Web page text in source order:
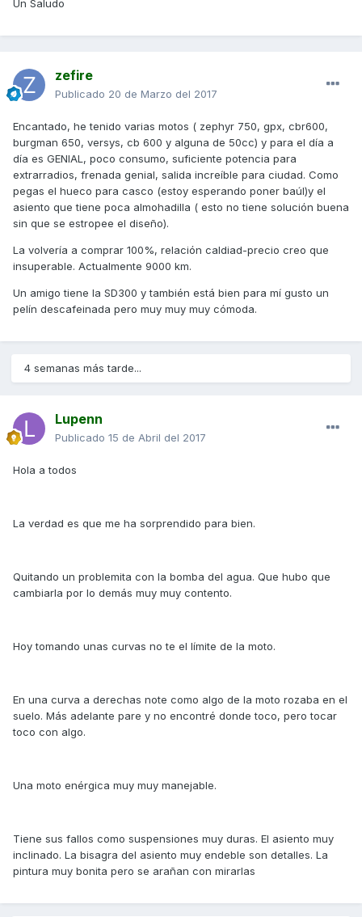
Un Saludo
zefire
Publicado 20 de Marzo del 2017
Encantado, he tenido varias motos ( zephyr 750, gpx, cbr600,
burgman 650, versys, cb 600 y alguna de 50cc) y para el día a
día es GENIAL, poco consumo, suficiente potencia para
extrarradios, frenada genial, salida increíble para ciudad. Como
pegas el hueco para casco (estoy esperando poner baúl)y el
asiento que tiene poca almohadilla ( esto no tiene solución buena
sin que se estropee el diseño).
La volvería a comprar 100%, relación caldiad-precio creo que
insuperable. Actualmente 9000 km.
Un amigo tiene la SD300 y también está bien para mí gusto un
pelín descafeinada pero muy muy muy cómoda.
4 semanas más tarde...
Lupenn
Publicado 15 de Abril del 2017
Hola a todos
La verdad es que me ha sorprendido para bien.
Quitando un problemita con la bomba del agua. Que hubo que
cambiarla por lo demás muy muy contento.
Hoy tomando unas curvas no te el límite de la moto.
En una curva a derechas note como algo de la moto rozaba en el
suelo. Más adelante pare y no encontré donde toco, pero tocar
toco con algo.
Una moto enérgica muy muy manejable.
Tiene sus fallos como suspensiones muy duras. El asiento muy
inclinado. La bisagra del asiento muy endeble son detalles. La
pintura muy bonita pero se arañan con mirarlas